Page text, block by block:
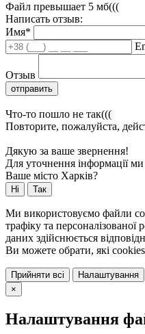
Файл превышает 5 мб(((
Написать отзыв:
Имя*
Отзыв
отправить
Что-то пошло не так(((
Повторите, пожалуйста,
Дякую за ваше звернення!
Для уточнення інформації
Ваше місто Харків?
Ні Так
Ми використовуємо файли
трафіку та
даних здійснюється
Ви можете обрати, які
Прийняти всі Налаштування
×
Налаштування